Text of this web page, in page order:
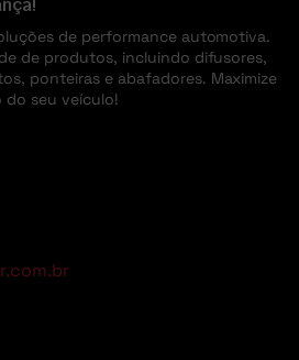
de performance automotiva.
de produtos, incluindo difusores,
ponteiras e abafadores. Maximize
do seu veículo!